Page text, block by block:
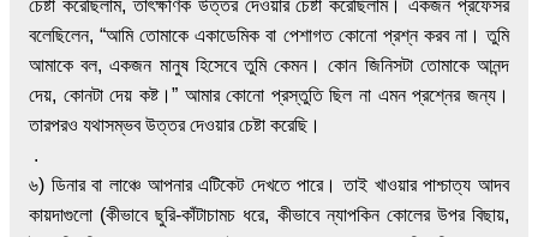
চেষ্টা করেছিলাম, তাৎক্ষণিক উত্তর দেওয়ার চেষ্টা করেছিলাম। একজন প্রফেসর
বলেছিলেন, “আমি তোমাকে একাডেমিক বা পেশাগত কোনো প্রশ্ন করব না। তুমি
আমাকে বল, একজন মানুষ হিসেবে তুমি কেমন। কোন জিনিসটা তোমাকে আনন্দ
দেয়, কোনটা দেয় কষ্ট।” আমার কোনো প্রস্তুতি ছিল না এমন প্রশ্নের জন্য।
তারপরও যথাসম্ভব উত্তর দেওয়ার চেষ্টা করেছি।
.
৬) ডিনার বা লাঞ্চে আপনার এটিকেট দেখতে পারে। তাই খাওয়ার পাশ্চাত্য আদব
কায়দাগুলো (কীভাবে ছুরি-কাঁটাচামচ ধরে, কীভাবে ন্যাপকিন কোলের উপর বিছায়,